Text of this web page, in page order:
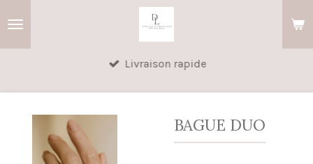
Livraison rapide
BAGUE DUO